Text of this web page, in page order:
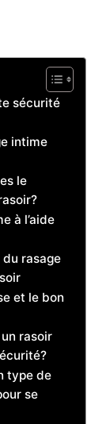
sécurité
intime
le
à l’aide
rasage
et le bon
rasoir
type de
se